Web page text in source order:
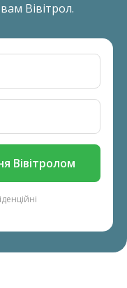
Вівітрол.
Вівітролом